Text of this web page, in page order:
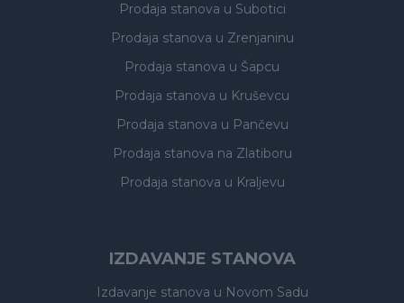
Prodaja stanova u Subotici
Prodaja stanova u Zrenjaninu
Prodaja stanova u Šapcu
Prodaja stanova u Kruševcu
Prodaja stanova u Pančevu
Prodaja stanova na Zlatiboru
Prodaja stanova u Kraljevu
IZDAVANJE STANOVA
Izdavanje stanova u Novom Sadu